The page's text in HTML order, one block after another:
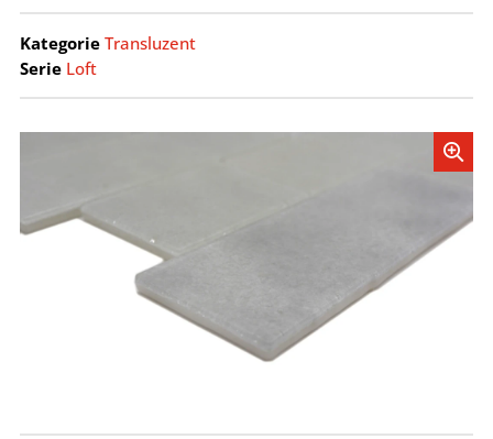
Kategorie Transluzent
Serie Loft